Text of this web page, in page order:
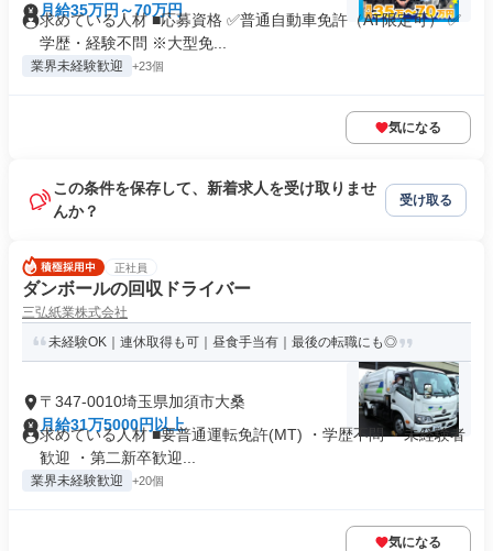
月給35万円～70万円
求めている人材 ■応募資格 ✅普通自動車免許（AT限定可） ✅
学歴・経験不問 ※大型免...
業界未経験歓迎 +23個
気になる
この条件を保存して、新着求人を受け取りませ
んか？
受け取る
正社員
ダンボールの回収ドライバー
三弘紙業株式会社
未経験OK｜連休取得も可｜昼食手当有｜最後の転職にも◎
〒347-0010埼玉県加須市大桑
月給31万5000円以上
求めている人材 ■要普通運転免許(MT) ・学歴不問 ・未経験者
歓迎 ・第二新卒歓迎...
業界未経験歓迎 +20個
気になる